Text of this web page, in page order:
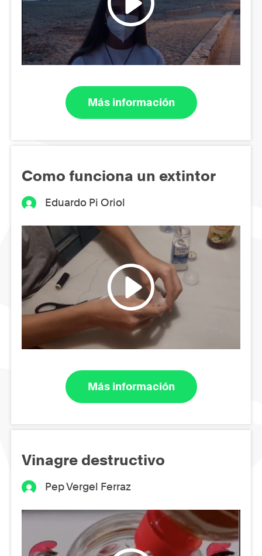
Más información
Como funciona un extintor
Eduardo Pi Oriol
Más información
Vinagre destructivo
Pep Vergel Ferraz